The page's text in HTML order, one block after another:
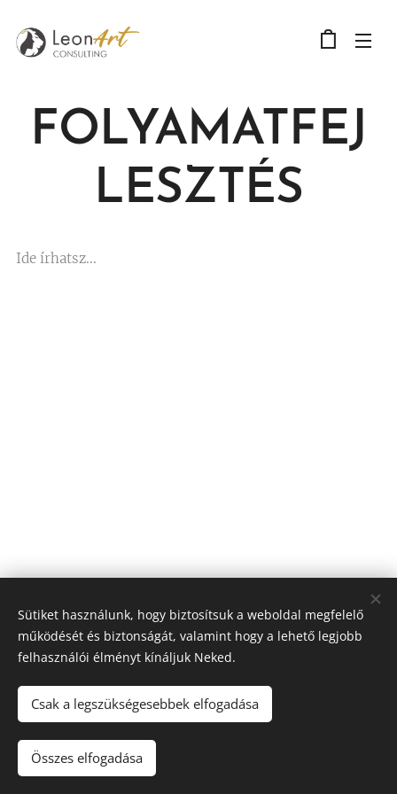
FOLYAMATFEJ
LESZTÉS
Ide írhatsz...
LeonArt Consulting
Az oldalt a
Sütiket használunk, hogy biztosítsuk a weboldal megfelelő
működését és biztonságát, valamint hogy a lehető legjobb
felhasználói élményt kínáljuk Neked.
Csak a legszükségesebbek elfogadása
Összes elfogadása